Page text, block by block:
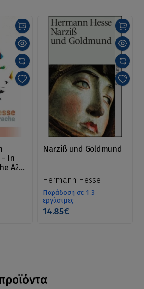
- In
A2/
Narziß und Goldmund
Hermann Hesse
Παράδοση σε 1-3
εργάσιμες
14.85€